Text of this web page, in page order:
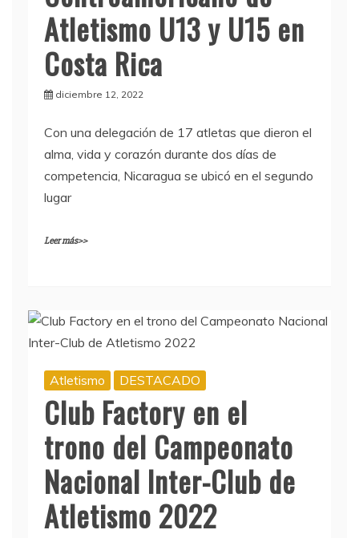
Atletismo U13 y U15 en
Costa Rica
diciembre 12, 2022
Con una delegación de 17 atletas que dieron el
alma, vida y corazón durante dos días de
competencia, Nicaragua se ubicó en el segundo
lugar
Leer más>>
Atletismo DESTACADO
Club Factory en el
trono del Campeonato
Nacional Inter-Club de
Atletismo 2022